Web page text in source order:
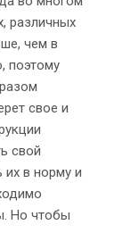
различных
чем в
поэтому
свое и
свой
их в норму и
Но чтобы